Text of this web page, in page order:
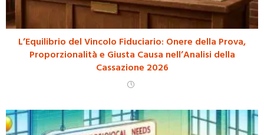
L’Equilibrio del Vincolo Fiduciario: Onere della Prova,
Proporzionalità e Giusta Causa nell’Analisi della
Cassazione 2026